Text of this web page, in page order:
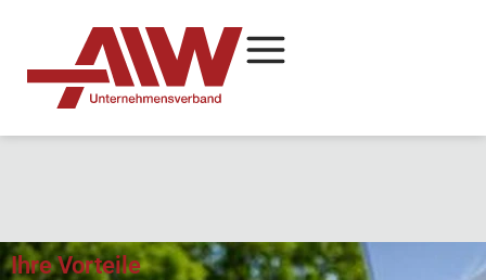
Ihre Vorteile